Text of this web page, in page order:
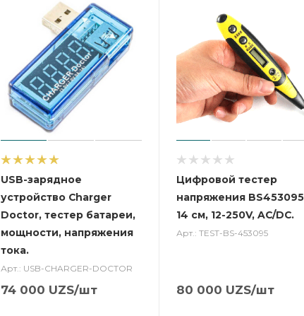
USB-зарядное
устройство Charger
Doctor, тестер батареи,
мощности, напряжения
тока.
Арт.: USB-CHARGER-DOCTOR
74 000 UZS/шт
Цифровой тестер
напряжения BS453095,
14 см, 12-250V, AC/DC.
Арт.: TEST-BS-453095
80 000 UZS/шт